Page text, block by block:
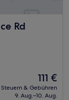
Rd
Der
Preis
beträgt
111 €
Steuern & Gebühren
9. Aug.–10. Aug.